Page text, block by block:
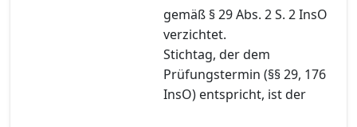
gemäß § 29 Abs. 2 S. 2 InsO
verzichtet.
Stichtag, der dem
Prüfungstermin (§§ 29, 176
InsO) entspricht, ist der